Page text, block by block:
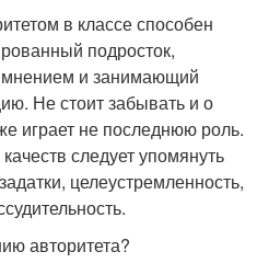
в классе способен
подросток,
и занимающий
Не стоит забывать и о
играет не последнюю роль.
следует упомянуть
целеустремленность,
авторитета?